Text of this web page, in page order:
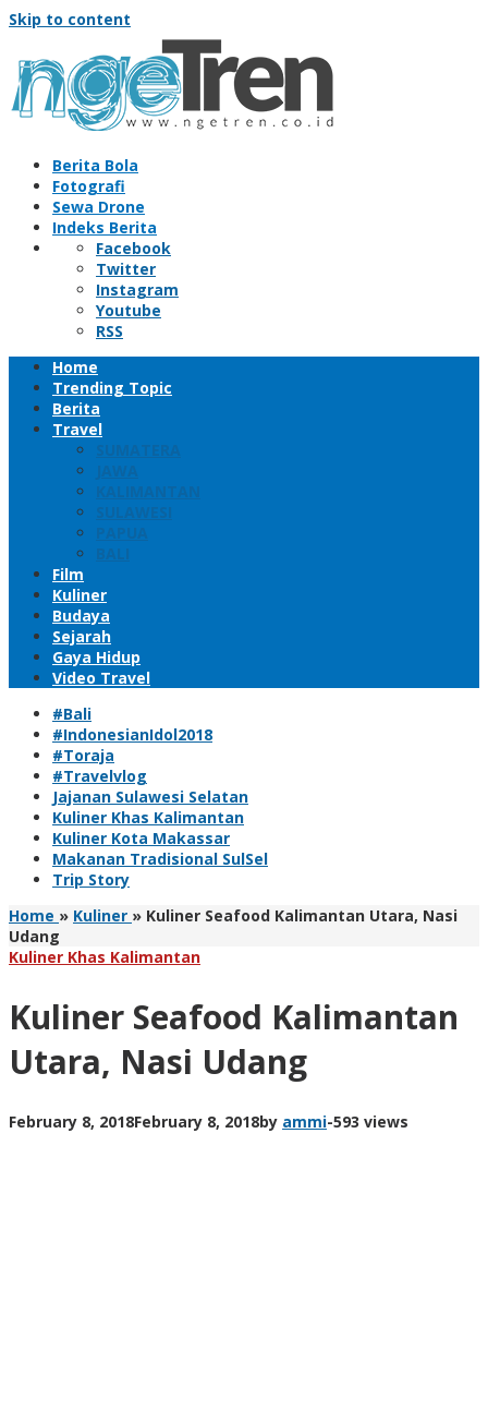
Skip to content
Berita Bola
Fotografi
Sewa Drone
Indeks Berita
Facebook
Twitter
Instagram
Youtube
RSS
Home
Trending Topic
Berita
Travel
SUMATERA
JAWA
KALIMANTAN
SULAWESI
PAPUA
BALI
Film
Kuliner
Budaya
Sejarah
Gaya Hidup
Video Travel
#Bali
#IndonesianIdol2018
#Toraja
#Travelvlog
Jajanan Sulawesi Selatan
Kuliner Khas Kalimantan
Kuliner Kota Makassar
Makanan Tradisional SulSel
Trip Story
Home » Kuliner » Kuliner Seafood Kalimantan Utara, Nasi
Udang
Kuliner Khas Kalimantan
Kuliner Seafood Kalimantan
Utara, Nasi Udang
February 8, 2018February 8, 2018by ammi-593 views